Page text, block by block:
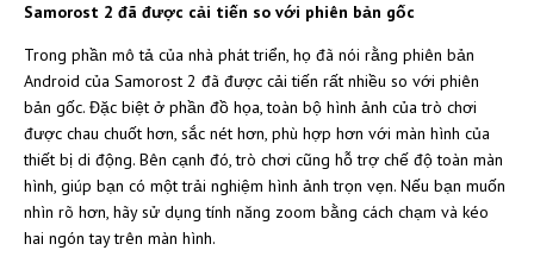
Samorost 2 đã được cải tiến so với phiên bản gốc
Trong phần mô tả của nhà phát triển, họ đã nói rằng phiên bản
Android của Samorost 2 đã được cải tiến rất nhiều so với phiên
bản gốc. Đặc biệt ở phần đồ họa, toàn bộ hình ảnh của trò chơi
được chau chuốt hơn, sắc nét hơn, phù hợp hơn với màn hình của
thiết bị di động. Bên cạnh đó, trò chơi cũng hỗ trợ chế độ toàn màn
hình, giúp bạn có một trải nghiệm hình ảnh trọn vẹn. Nếu bạn muốn
nhìn rõ hơn, hãy sử dụng tính năng zoom bằng cách chạm và kéo
hai ngón tay trên màn hình.